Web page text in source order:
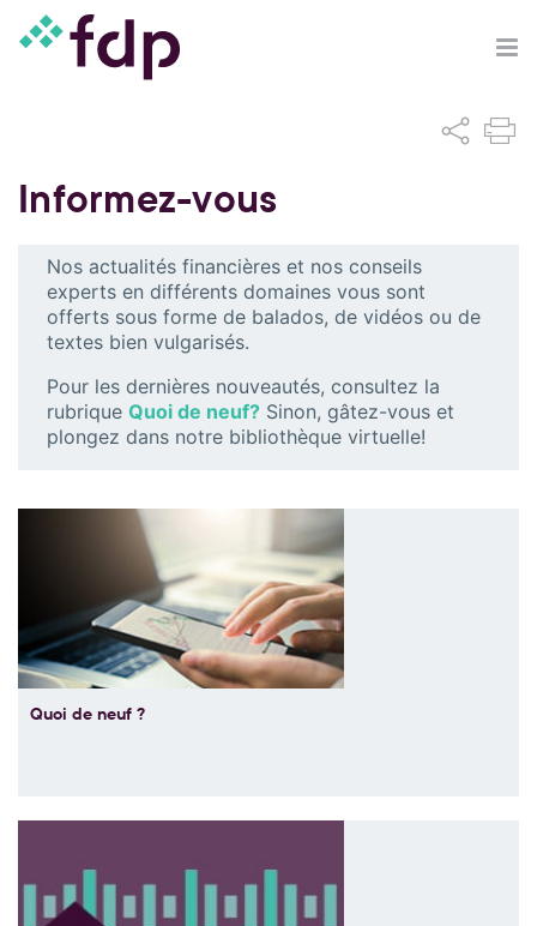
Informez-vous
Nos actualités financières et nos conseils
experts en différents domaines vous sont
offerts sous forme de balados, de vidéos ou de
textes bien vulgarisés.
Pour les dernières nouveautés, consultez la
rubrique Quoi de neuf? Sinon, gâtez-vous et
plongez dans notre bibliothèque virtuelle!
Quoi de neuf ?